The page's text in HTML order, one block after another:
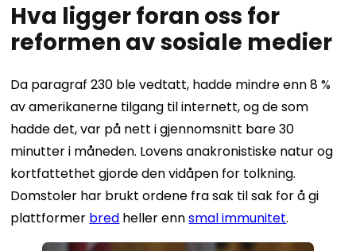
Hva ligger foran oss for
reformen av sosiale medier
Da paragraf 230 ble vedtatt, hadde mindre enn 8 %
av amerikanerne tilgang til internett, og de som
hadde det, var på nett i gjennomsnitt bare 30
minutter i måneden. Lovens anakronistiske natur og
kortfattethet gjorde den vidåpen for tolkning.
Domstoler har brukt ordene fra sak til sak for å gi
plattformer bred heller ennsmal immunitet.